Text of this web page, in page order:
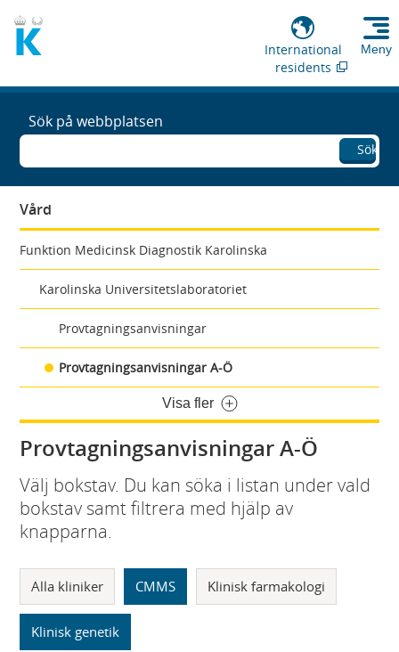
International
residents
Meny
Sök på webbplatsen
Sök
Vård
Funktion Medicinsk Diagnostik Karolinska
Karolinska Universitetslaboratoriet
Provtagningsanvisningar
Provtagningsanvisningar A-Ö
Visa fler
Provtagningsanvisningar A-Ö
Välj bokstav. Du kan söka i listan under vald
bokstav samt filtrera med hjälp av
knapparna.
Alla kliniker CMMS Klinisk farmakologi
Klinisk genetik